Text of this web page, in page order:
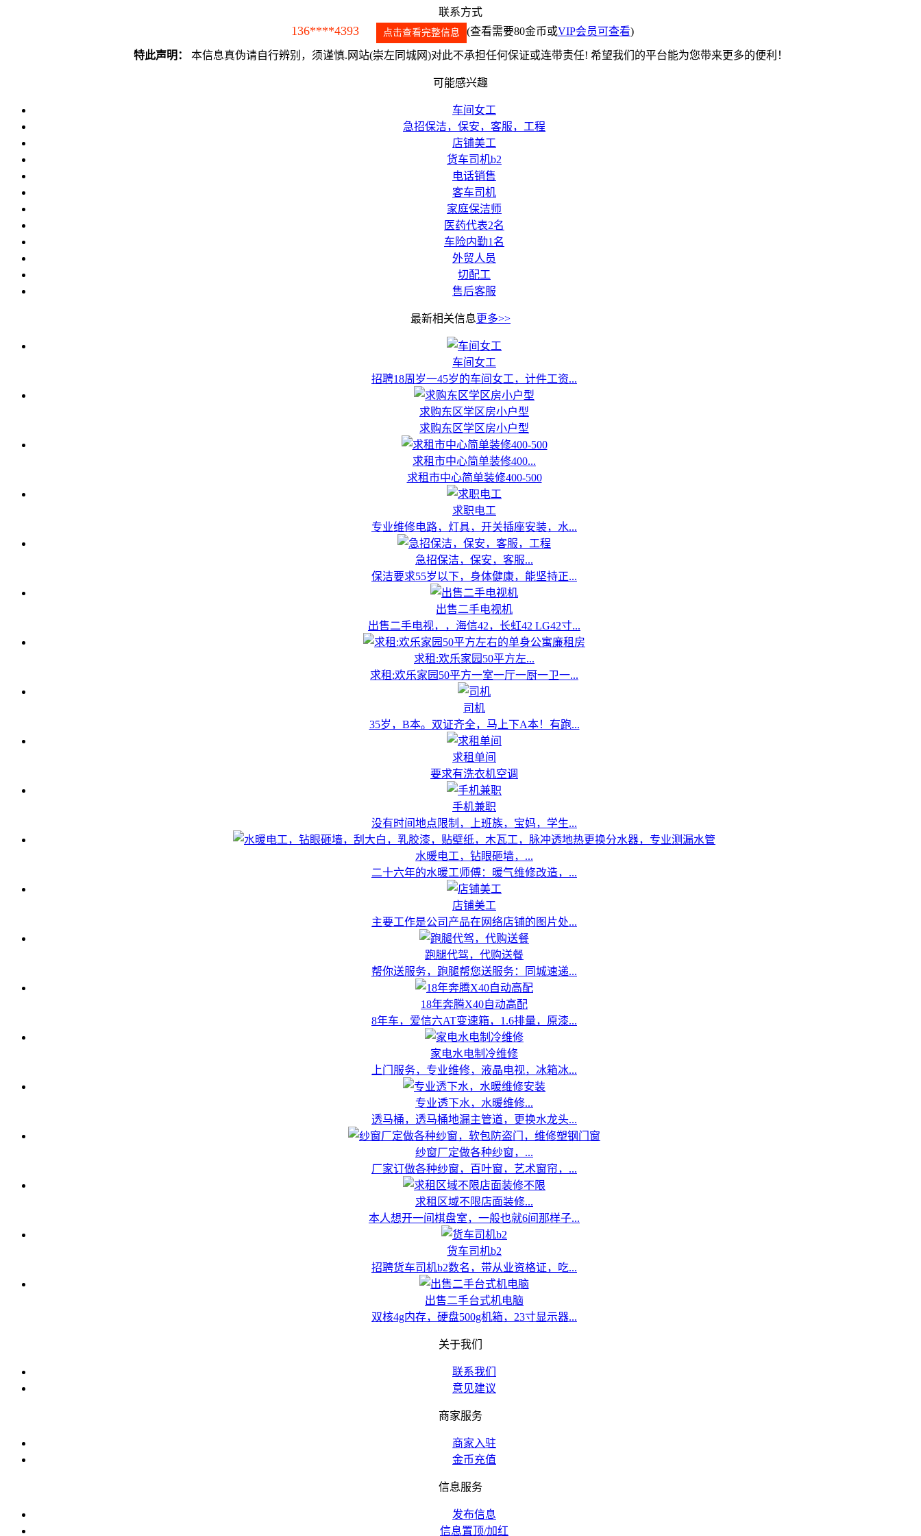
联系方式
136****4393 点击查看完整信息 (查看需要80金币或VIP会员可查看)
特此声明： 本信息真伪请自行辨别，须谨慎.网站(崇左同城网)对此不承担任何保证或连带责任! 希望我们的平台能为您带来更多的便利！
可能感兴趣
车间女工
急招保洁，保安，客服，工程
店铺美工
货车司机b2
电话销售
客车司机
家庭保洁师
医药代表2名
车险内勤1名
外贸人员
切配工
售后客服
最新相关信息更多>>
车间女工
招聘18周岁一45岁的车间女工，计件工资...
求购东区学区房小户型
求购东区学区房小户型
求租市中心简单装修400...
求租市中心简单装修400-500
求职电工
专业维修电路，灯具，开关插座安装，水...
急招保洁，保安，客服...
保洁要求55岁以下，身体健康，能坚持正...
出售二手电视机
出售二手电视，，海信42，长虹42 LG42寸...
求租:欢乐家园50平方左...
求租:欢乐家园50平方一室一厅一厨一卫一...
司机
35岁，B本。双证齐全，马上下A本！有跑...
求租单间
要求有洗衣机空调
手机兼职
没有时间地点限制，上班族，宝妈，学生...
水暖电工，钻眼砸墙，...
二十六年的水暖工师傅：暖气维修改造，...
店铺美工
主要工作是公司产品在网络店铺的图片处...
跑腿代驾，代购送餐
帮你送服务，跑腿帮您送服务：同城速递...
18年奔腾X40自动高配
8年车，爱信六AT变速箱，1.6排量，原漆...
家电水电制冷维修
上门服务，专业维修，液晶电视，冰箱冰...
专业透下水，水暖维修...
透马桶，透马桶地漏主管道，更换水龙头...
纱窗厂定做各种纱窗，...
厂家订做各种纱窗，百叶窗，艺术窗帘，...
求租区域不限店面装修...
本人想开一间棋盘室，一般也就6间那样子...
货车司机b2
招聘货车司机b2数名，带从业资格证，吃...
出售二手台式机电脑
双核4g内存，硬盘500g机箱，23寸显示器...
关于我们
联系我们
意见建议
商家服务
商家入驻
金币充值
信息服务
发布信息
信息置顶/加红